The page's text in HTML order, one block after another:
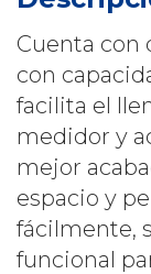
Cuenta con
con
facilita el
medidor y
mejor
espacio y
fácilmente,
funcional